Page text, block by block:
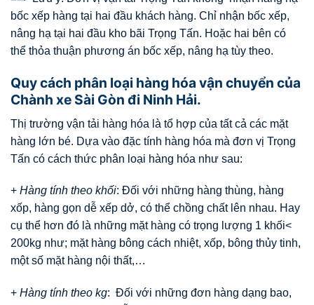
bốc xếp hàng tại hai đầu khách hàng. Chỉ nhận bốc xếp,
nâng hạ tại hai đầu kho bãi Trọng Tấn. Hoặc hai bên có
thể thỏa thuận phương án bốc xếp, nâng hạ tùy theo.
Quy cách phân loại hàng hóa vận chuyển của
Chành xe Sài Gòn đi Ninh Hải.
Thị trường vận tải hàng hóa là tổ hợp của tất cả các mặt
hàng lớn bé. Dựa vào đặc tính hàng hóa mà đơn vị Trọng
Tấn có cách thức phân loại hàng hóa như sau:
+ Hàng tính theo khối: Đối với những hàng thùng, hàng
xốp, hàng gọn dễ xếp dở, có thể chồng chất lên nhau. Hay
cụ thể hơn đó là những mặt hàng có trọng lượng 1 khối<
200kg như; mặt hàng bông cách nhiệt, xốp, bông thủy tinh,
một số mặt hàng nội thất,…
+ Hàng tính theo kg: Đối với những đơn hàng dạng bao,